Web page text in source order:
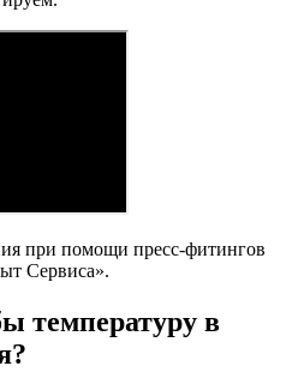
при помощи пресс-фитингов
Сервиса».
температуру в